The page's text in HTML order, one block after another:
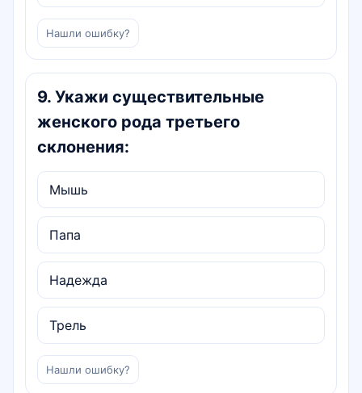
Нашли ошибку?
9. Укажи существительные
женского рода третьего
склонения:
Мышь
Папа
Надежда
Трель
Нашли ошибку?